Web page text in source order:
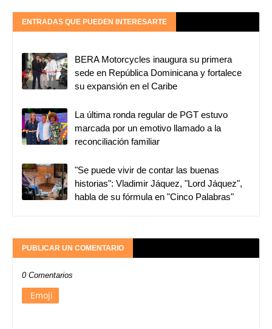
ENTRADAS QUE PUEDEN INTERESARTE
BERA Motorcycles inaugura su primera
sede en República Dominicana y fortalece
su expansión en el Caribe
La última ronda regular de PGT estuvo
marcada por un emotivo llamado a la
reconciliación familiar
"Se puede vivir de contar las buenas
historias": Vladimir Jáquez, "Lord Jáquez",
habla de su fórmula en "Cinco Palabras"
PUBLICAR UN COMENTARIO
0 Comentarios
Emoji